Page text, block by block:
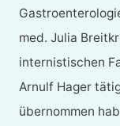
med. Julia
internistischen
Arnulf Hager
übernommen